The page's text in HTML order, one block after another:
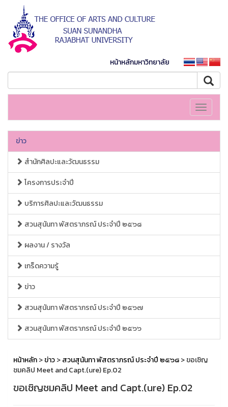
หน้าหลักมหาวิทยาลัย
Toggle
ข่าว
สำนักศิลปะและวัฒนธรรม
โครงการประจำปี
บริการศิลปะและวัฒนธรรม
สวนสุนันทา พัสตราภรณ์ ประจำปี ๒๕๖๘
ผลงาน / รางวัล
เกร็ดความรู้
ข่าว
สวนสุนันทา พัสตราภรณ์ ประจำปี ๒๕๖๗
สวนสุนันทา พัสตราภรณ์ ประจำปี ๒๕๖๖
หน้าหลัก>ข่าว>สวนสุนันทา พัสตราภรณ์ ประจำปี ๒๕๖๘> ขอเชิญ
ชมคลิป Meet and Capt.(ure) Ep.02
ขอเชิญชมคลิป Meet and Capt.(ure) Ep.02